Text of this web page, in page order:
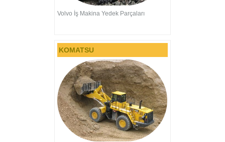
Volvo İş Makina Yedek Parçaları
KOMATSU